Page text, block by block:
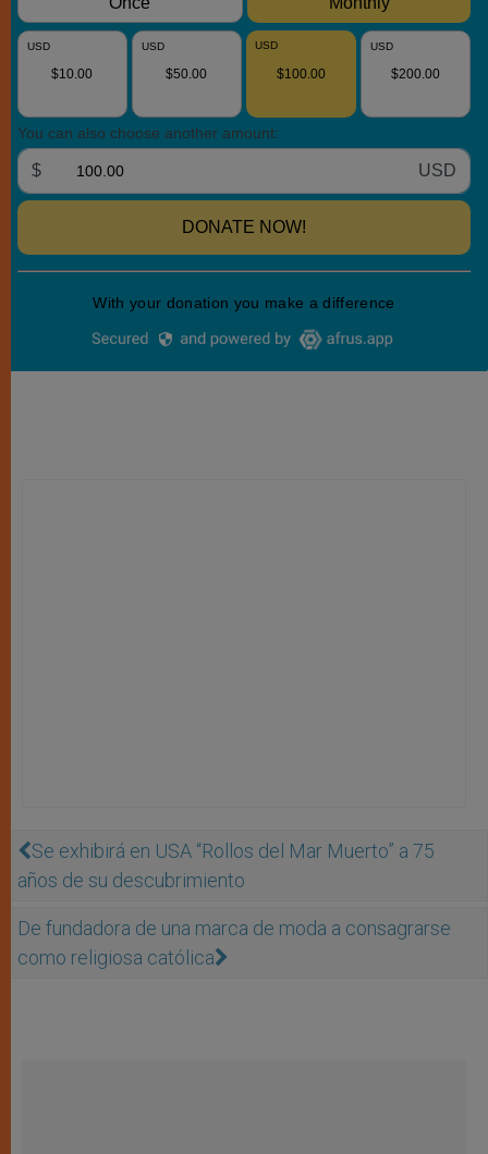
Se exhibirá en USA “Rollos del Mar Muerto” a 75
años de su descubrimiento
De fundadora de una marca de moda a consagrarse
como religiosa católica